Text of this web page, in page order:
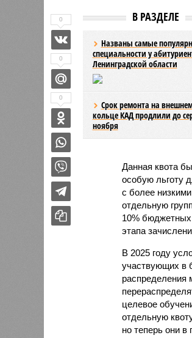
В РАЗДЕЛЕ
Названы самые
специальности у
Ленинградской области
Срок ремонта на
кольце КАД продлили до
ноября
Данная квота
особую льготу
с более
отдельную
10% бюджетных
этапа
В 2025 году
участвующих в
распределения
целевое
отдельную
но теперь они
0
0
0